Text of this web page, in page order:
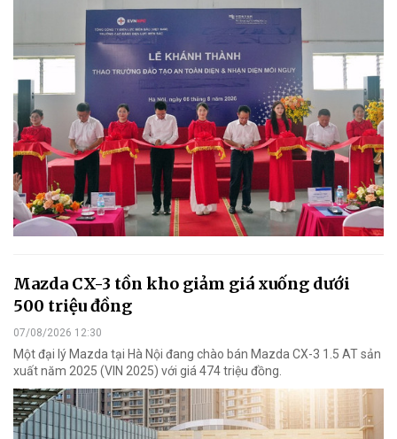
Mazda CX-3 tồn kho giảm giá xuống dưới
500 triệu đồng
07/08/2026 12:30
Một đại lý Mazda tại Hà Nội đang chào bán Mazda CX-3 1.5 AT sản
xuất năm 2025 (VIN 2025) với giá 474 triệu đồng.